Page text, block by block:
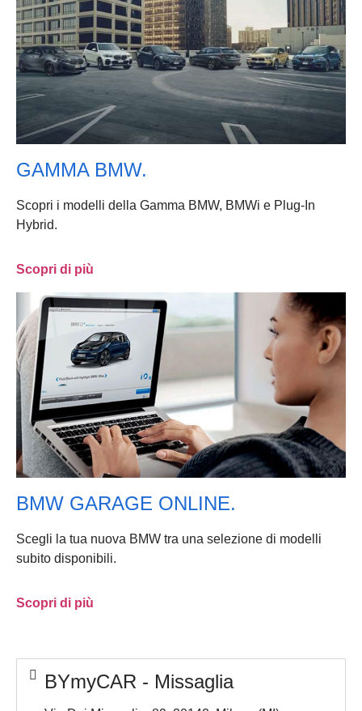
GAMMA BMW.
Scopri i modelli della Gamma BMW, BMWi e Plug-In
Hybrid.
Scopri di più
BMW GARAGE ONLINE.
Scegli la tua nuova BMW tra una selezione di modelli
subito disponibili.
Scopri di più
BYmyCAR - Missaglia